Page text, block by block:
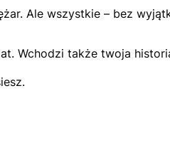
Ale wszystkie – bez
Wchodzi także twoja